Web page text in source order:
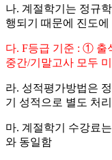
나. 계절학기는 정규
행되기 때문에 진도
다. F등급 기준 : ① 출
중간/기말고사 모두
라. 성적평가방법은
기 성적으로 별도 처
마. 계절학기 수강료
와 동일함